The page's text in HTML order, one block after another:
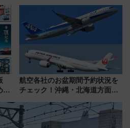
と
14日から 新車両「トキイロ」体
験ブースも アクセスや申込方法
を解説
ぐ
航空各社のお盆期間予約状況を
チェック！沖縄・北海道方面は
日は？